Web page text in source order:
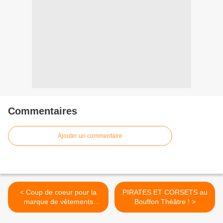
Commentaires
Ajouter un commentaire
< Coup de coeur pour la
marque de vêtements
MONSIEUR TSHIRT !
PIRATES ET CORSETS au
Bouffon Théâtre ! >